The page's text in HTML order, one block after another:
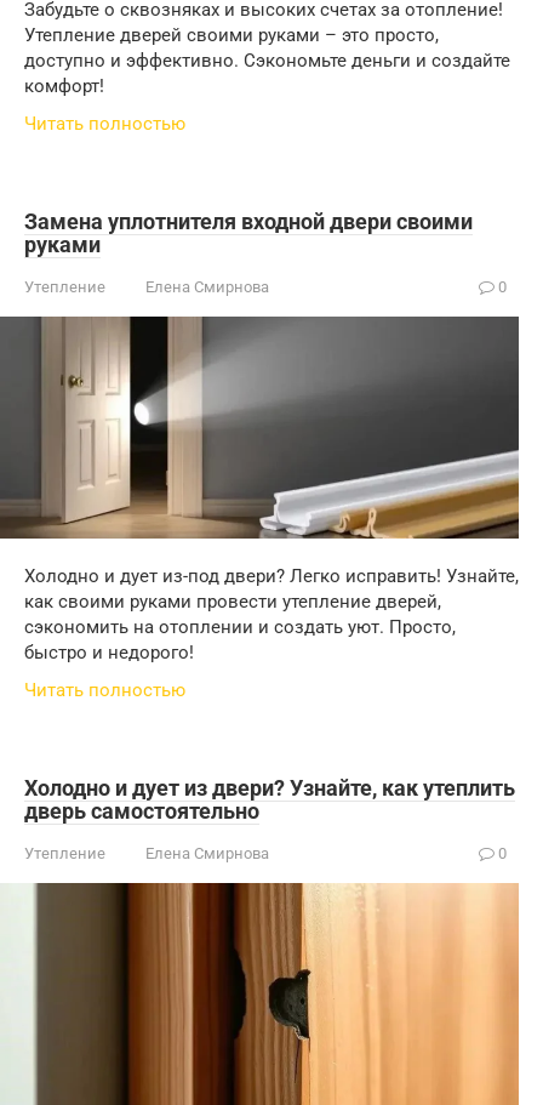
Забудьте о сквозняках и высоких счетах за отопление!
Утепление дверей своими руками – это просто,
доступно и эффективно. Сэкономьте деньги и создайте
комфорт!
Читать полностью
Замена уплотнителя входной двери своими
руками
Утепление Елена Смирнова 0
Холодно и дует из-под двери? Легко исправить! Узнайте,
как своими руками провести утепление дверей,
сэкономить на отоплении и создать уют. Просто,
быстро и недорого!
Читать полностью
Холодно и дует из двери? Узнайте, как утеплить
дверь самостоятельно
Утепление Елена Смирнова 0